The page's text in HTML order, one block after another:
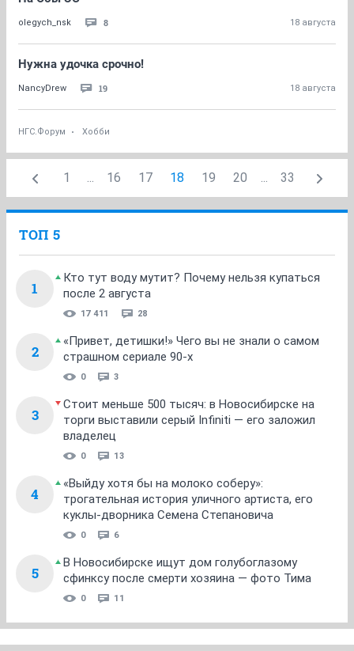
olegych_nsk 8 18 августа
Нужна удочка срочно!
NancyDrew 19 18 августа
НГС.Форум Хобби
1 ... 16 17 18 19 20 ... 33
ТОП 5
1
Кто тут воду мутит? Почему нельзя купаться
после 2 августа
17 411 28
2
«Привет, детишки!» Чего вы не знали о самом
страшном сериале 90-х
0 3
3
Стоит меньше 500 тысяч: в Новосибирске на
торги выставили серый Infiniti — его заложил
владелец
0 13
4
«Выйду хотя бы на молоко соберу»:
трогательная история уличного артиста, его
куклы-дворника Семена Степановича
0 6
5
В Новосибирске ищут дом голубоглазому
сфинксу после смерти хозяина — фото Тима
0 11